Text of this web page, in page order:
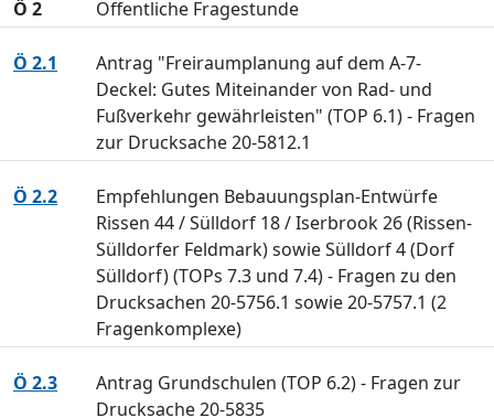
Ö 2 Öffentliche Fragestunde
Ö 2.1
Antrag "Freiraumplanung auf dem A-7-
Deckel: Gutes Miteinander von Rad- und
Fußverkehr gewährleisten" (TOP 6.1) - Fragen
zur Drucksache 20-5812.1
Ö 2.2
Empfehlungen Bebauungsplan-Entwürfe
Rissen 44 / Sülldorf 18 / Iserbrook 26 (Rissen-
Sülldorfer Feldmark) sowie Sülldorf 4 (Dorf
Sülldorf) (TOPs 7.3 und 7.4) - Fragen zu den
Drucksachen 20-5756.1 sowie 20-5757.1 (2
Fragenkomplexe)
Ö 2.3
Antrag Grundschulen (TOP 6.2) - Fragen zur
Drucksache 20-5835